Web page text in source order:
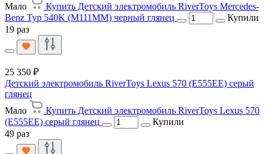
Мало
Купить Детский электромобиль RiverToys Mercedes-
Benz Typ 540K (M111MM) черный глянец
Купили
19 раз
25 350 ₽
Детский электромобиль RiverToys Lexus 570 (E555EE) серый
глянец
Мало
Купить Детский электромобиль RiverToys Lexus 570
(E555EE) серый глянец
Купили
49 раз